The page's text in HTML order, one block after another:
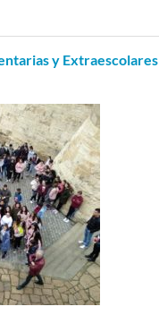
y Extraescolares